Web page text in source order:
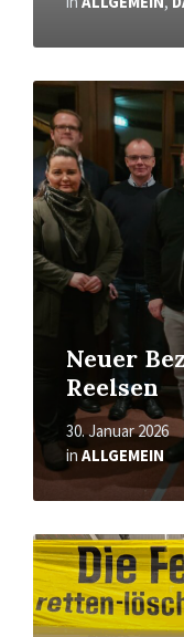
Neuer
Reelsen
30. Januar 2026
inALLGEMEIN
Read
More
Read
More